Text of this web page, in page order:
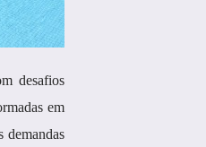
desafios
em
demandas